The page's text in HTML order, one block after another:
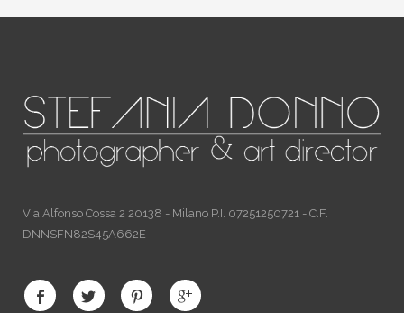
Via Alfonso Cossa 2 20138 - Milano P.I. 07251250721 - C.F.
DNNSFN82S45A662E